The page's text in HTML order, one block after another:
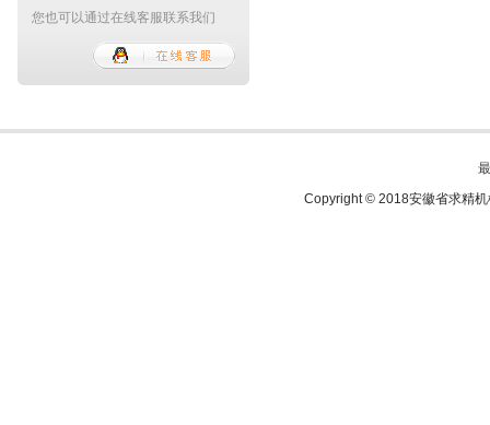
您也可以通过在线客服联系我们
Copyright © 2018安徽省求精